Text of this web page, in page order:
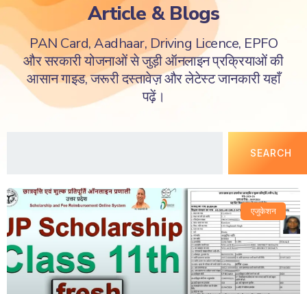
Article & Blogs
PAN Card, Aadhaar, Driving Licence, EPFO
और सरकारी योजनाओं से जुड़ी ऑनलाइन प्रक्रियाओं की
आसान गाइड, जरूरी दस्तावेज़ और लेटेस्ट जानकारी यहाँ
पढ़ें।
SEARCH
एजुकेशन